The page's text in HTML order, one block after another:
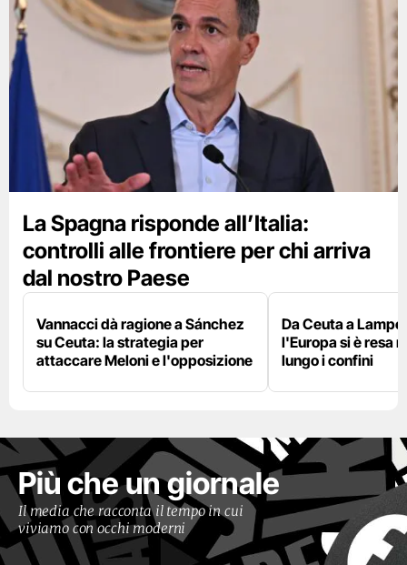
La Spagna risponde all’Italia:
controlli alle frontiere per chi arriva
dal nostro Paese
Vannacci dà ragione a Sánchez
su Ceuta: la strategia per
attaccare Meloni e l'opposizione
Da Ceuta a
l'Europa si è resa
lungo i confini
Più che un giornale
Il media che racconta il tempo in cui
viviamo con occhi moderni